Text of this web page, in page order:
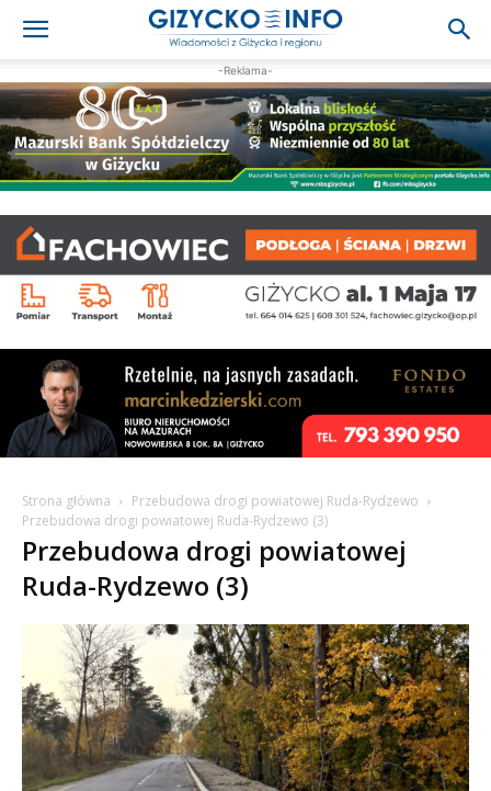
-Reklama-
Strona główna
Przebudowa drogi powiatowej Ruda-Rydzewo
Przebudowa drogi powiatowej Ruda-Rydzewo (3)
Przebudowa drogi powiatowej
Ruda-Rydzewo (3)